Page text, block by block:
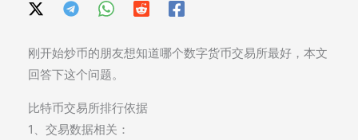
刚开始炒币的朋友想知道哪个数字货币交易所最好，本文
回答下这个问题。
比特币交易所排行依据
1、交易数据相关：